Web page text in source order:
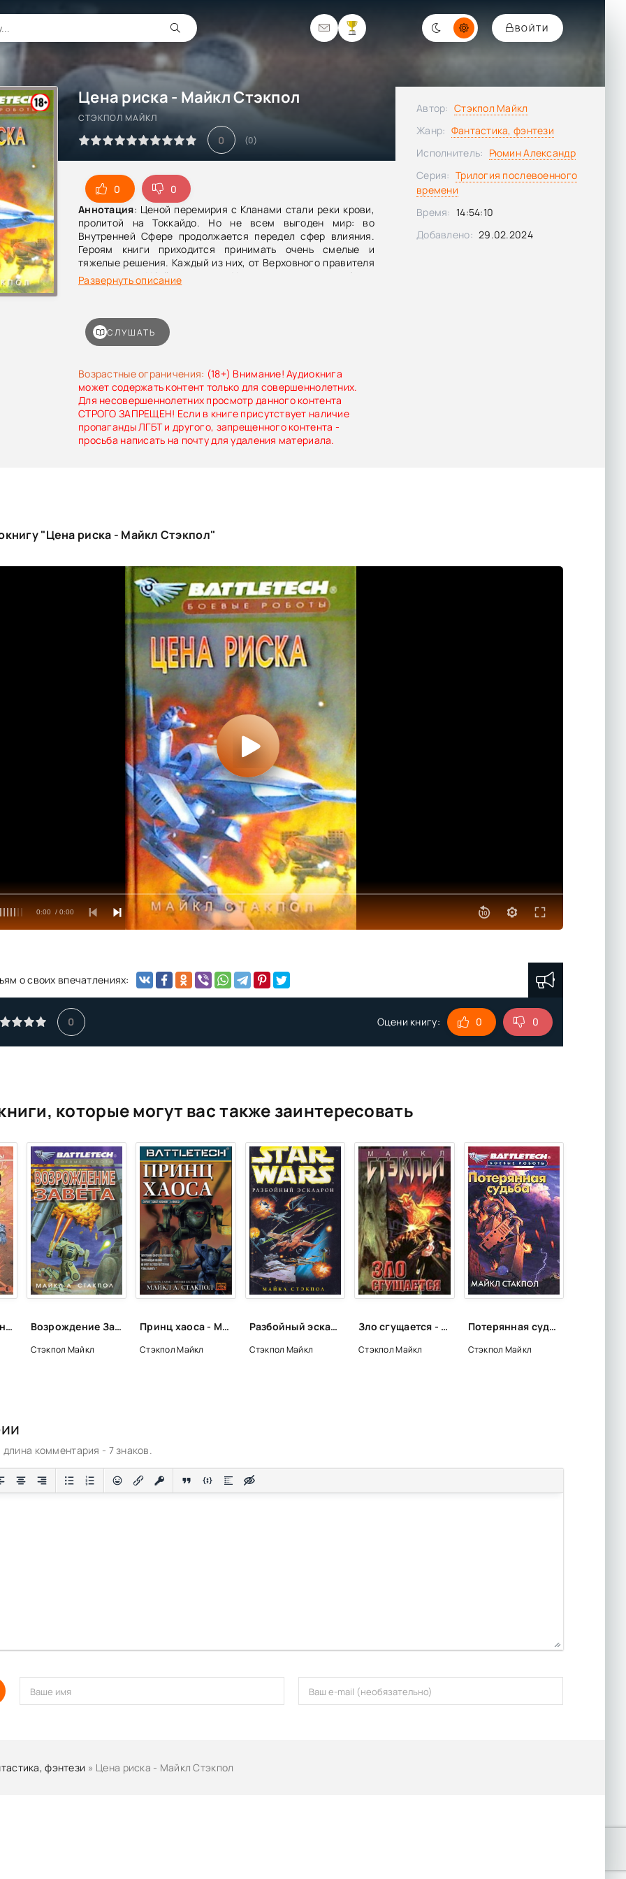
ВОЙТИ
Цена риска - Майкл Стэкпол
СТЭКПОЛ МАЙКЛ
0 (0)
0
0
Аннотация: Ценой перемирия с Кланами стали реки крови,
пролитой на Токкайдо. Но не всем выгоден мир: во
Внутренней Сфере продолжается передел сфер влияния.
Героям книги приходится принимать очень смелые и
тяжелые решения. Каждый из них, от Верховного правителя
до наемного Убийцы рискует. Хотите узнать, какова будет
цена риска для каждого из них?
Развернуть описание
Возрастные ограничения: (18+) Внимание! Аудиокнига
может содержать контент только для совершеннолетних.
Для несовершеннолетних просмотр данного контента
СТРОГО ЗАПРЕЩЕН! Если в книге присутствует наличие
пропаганды ЛГБТ и другого, запрещенного контента -
просьба написать на почту для удаления материала.
СЛУШАТЬ
Автор: Стэкпол Майкл
Жанр: Фантастика, фэнтези
Исполнитель: Рюмин Александр
Серия: Трилогия послевоенного
времени
Время: 14:54:10
Добавлено: 29.02.2024
"Цена риска - Майкл Стэкпол"
0:00 / 0:00
о своих впечатлениях:
0 Оцени книгу: 0 0
которые могут вас также заинтересовать
Смертоносное наследство - Майкл Стэкпол Возрождение Завета - Майкл Стэкпол
Стэкпол Майкл
Принц хаоса - Майкл Стэкпол
Стэкпол Майкл
Разбойный эскадрон - Майкл Стэкпол
Стэкпол Майкл
Зло сгущается - Майкл Стэкпол
Стэкпол Майкл
Потерянная судьба - Майкл Стэкпол
Стэкпол Майкл
комментария - 7 знаков.
фэнтези » Цена риска - Майкл Стэкпол